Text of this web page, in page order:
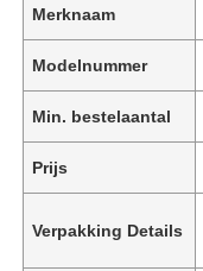
Merknaam
Modelnummer
Min. bestelaantal
Prijs
Verpakking Details